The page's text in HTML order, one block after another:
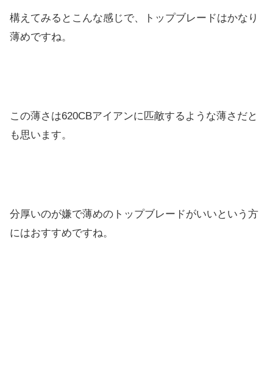
構えてみるとこんな感じで、トップブレードはかなり
薄めですね。
この薄さは620CBアイアンに匹敵するような薄さだと
も思います。
分厚いのが嫌で薄めのトップブレードがいいという方
にはおすすめですね。